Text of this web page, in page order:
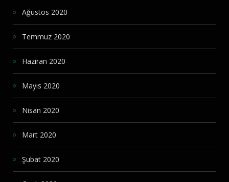
Ağustos 2020
Temmuz 2020
Haziran 2020
Mayıs 2020
Nisan 2020
Mart 2020
Şubat 2020